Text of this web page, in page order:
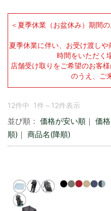
＜夏季休業（お盆休み）期間
夏季休業に伴い、お受け渡し
時間をいただく
店舗受け取りをご希望のお客
のうえ、ご
12件中 1件～12件表示
並び順： 価格が安い順 ｜ 価
順) ｜ 商品名(降順)